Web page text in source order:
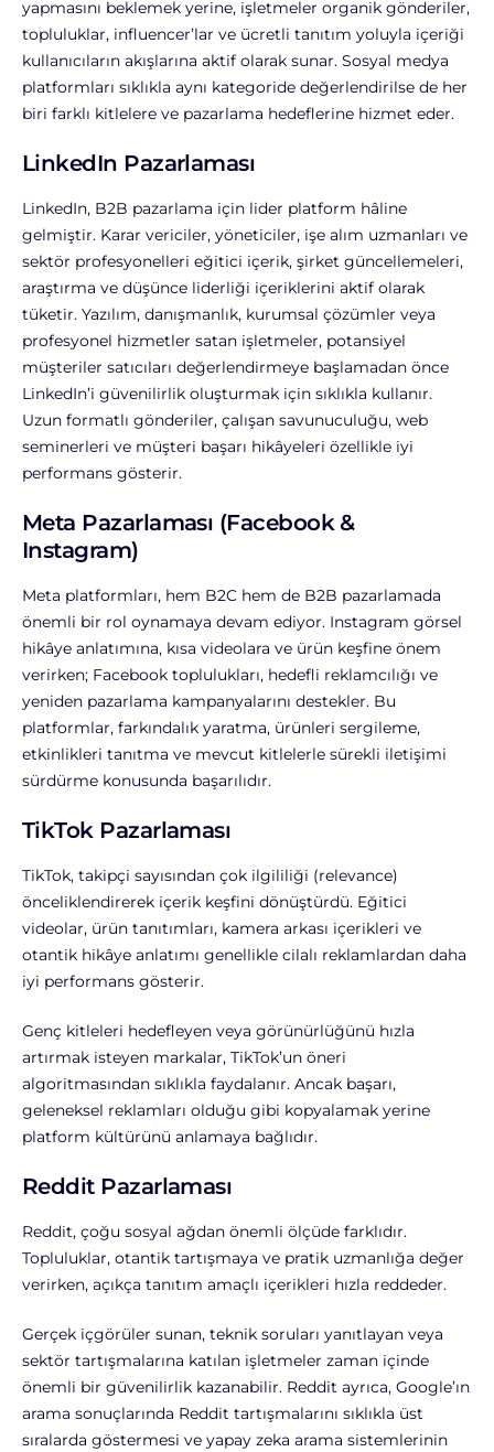
yapmasını beklemek yerine, işletmeler organik gönderiler,
topluluklar, influencer’lar ve ücretli tanıtım yoluyla içeriği
kullanıcıların akışlarına aktif olarak sunar. Sosyal medya
platformları sıklıkla aynı kategoride değerlendirilse de her
biri farklı kitlelere ve pazarlama hedeflerine hizmet eder.
LinkedIn Pazarlaması
LinkedIn, B2B pazarlama için lider platform hâline
gelmiştir. Karar vericiler, yöneticiler, işe alım uzmanları ve
sektör profesyonelleri eğitici içerik, şirket güncellemeleri,
araştırma ve düşünce liderliği içeriklerini aktif olarak
tüketir. Yazılım, danışmanlık, kurumsal çözümler veya
profesyonel hizmetler satan işletmeler, potansiyel
müşteriler satıcıları değerlendirmeye başlamadan önce
LinkedIn’i güvenilirlik oluşturmak için sıklıkla kullanır.
Uzun formatlı gönderiler, çalışan savunuculuğu, web
seminerleri ve müşteri başarı hikâyeleri özellikle iyi
performans gösterir.
Meta Pazarlaması (Facebook &
Instagram)
Meta platformları, hem B2C hem de B2B pazarlamada
önemli bir rol oynamaya devam ediyor. Instagram görsel
hikâye anlatımına, kısa videolara ve ürün keşfine önem
verirken; Facebook toplulukları, hedefli reklamcılığı ve
yeniden pazarlama kampanyalarını destekler. Bu
platformlar, farkındalık yaratma, ürünleri sergileme,
etkinlikleri tanıtma ve mevcut kitlelerle sürekli iletişimi
sürdürme konusunda başarılıdır.
TikTok Pazarlaması
TikTok, takipçi sayısından çok ilgililiği (relevance)
önceliklendirerek içerik keşfini dönüştürdü. Eğitici
videolar, ürün tanıtımları, kamera arkası içerikleri ve
otantik hikâye anlatımı genellikle cilalı reklamlardan daha
iyi performans gösterir.
Genç kitleleri hedefleyen veya görünürlüğünü hızla
artırmak isteyen markalar, TikTok’un öneri
algoritmasından sıklıkla faydalanır. Ancak başarı,
geleneksel reklamları olduğu gibi kopyalamak yerine
platform kültürünü anlamaya bağlıdır.
Reddit Pazarlaması
Reddit, çoğu sosyal ağdan önemli ölçüde farklıdır.
Topluluklar, otantik tartışmaya ve pratik uzmanlığa değer
verirken, açıkça tanıtım amaçlı içerikleri hızla reddeder.
Gerçek içgörüler sunan, teknik soruları yanıtlayan veya
sektör tartışmalarına katılan işletmeler zaman içinde
önemli bir güvenilirlik kazanabilir. Reddit ayrıca, Google’ın
arama sonuçlarında Reddit tartışmalarını sıklıkla üst
sıralarda göstermesi ve yapay zeka arama sistemlerinin